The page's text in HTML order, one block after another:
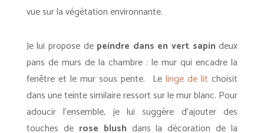
vue sur la végétation environnante.
Je lui propose de peindre dans en vert sapin deux
pans de murs de la chambre : le mur qui encadre la
fenêtre et le mur sous pente. Le linge de lit choisit
dans une teinte similaire ressort sur le mur blanc. Pour
adoucir l’ensemble, je lui suggère d’ajouter des
touches de rose blush dans la décoration de la